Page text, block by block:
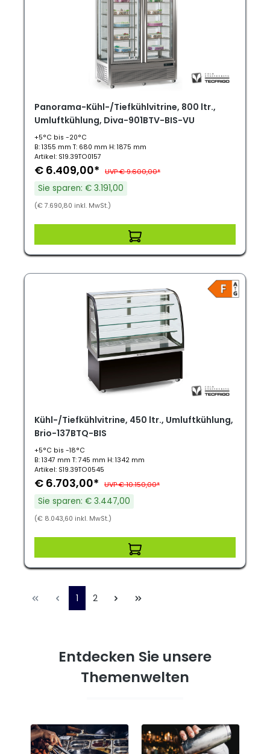
Panorama-Kühl-/Tiefkühlvitrine, 800 ltr.,
Umluftkühlung, Diva-901BTV-BIS-VU
+5°C bis -20°C
B: 1355 mm T: 680 mm H: 1875 mm
Artikel: S19.39TO0157
€ 6.409,00* UVP € 9.600,00*
Sie sparen: € 3.191,00
(€ 7.690,80 inkl. MwSt.)
Kühl-/Tiefkühlvitrine, 450 ltr., Umluftkühlung,
Brio-137BTQ-BIS
+5°C bis -18°C
B: 1347 mm T: 745 mm H: 1342 mm
Artikel: S19.39TO0545
€ 6.703,00* UVP € 10.150,00*
Sie sparen: € 3.447,00
(€ 8.043,60 inkl. MwSt.)
1 2
Entdecken Sie unsere
Themenwelten